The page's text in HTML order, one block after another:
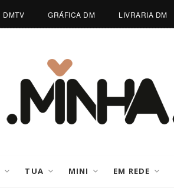
DMTV GRÁFICA DM LIVRARIA DM
TUA MINI EM REDE